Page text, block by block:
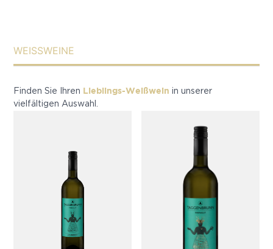
WEISSWEINE
Finden Sie Ihren Lieblings-Weißwein in unserer
vielfältigen Auswahl.